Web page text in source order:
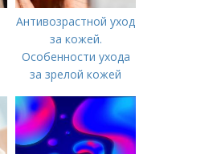
Антивозрастной уход
за кожей.
Особенности ухода
за зрелой кожей